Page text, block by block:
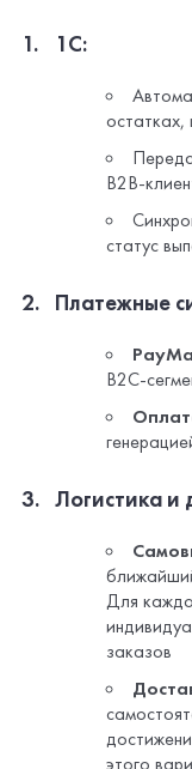
Платежные
Логистика
заказов
этого
двери или